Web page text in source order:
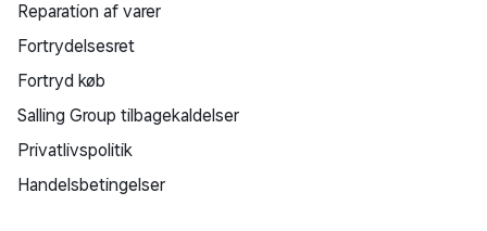
Reparation af varer
Fortrydelsesret
Fortryd køb
Salling Group tilbagekaldelser
Privatlivspolitik
Handelsbetingelser